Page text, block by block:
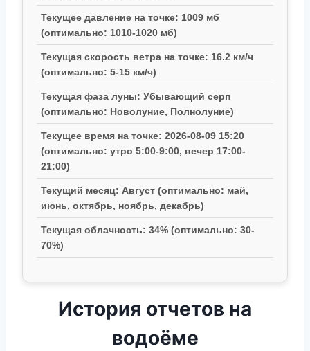
Текущее давление на точке: 1009 мб
(оптимально: 1010-1020 мб)
Текущая скорость ветра на точке: 16.2 км/ч
(оптимально: 5-15 км/ч)
Текущая фаза луны: Убывающий серп
(оптимально: Новолуние, Полнолуние)
Текущее время на точке: 2026-08-09 15:20
(оптимально: утро 5:00-9:00, вечер 17:00-
21:00)
Текущий месяц: Август (оптимально: май,
июнь, октябрь, ноябрь, декабрь)
Текущая облачность: 34% (оптимально: 30-
70%)
История отчетов на
водоёме